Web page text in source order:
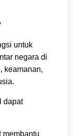
untuk
negara di
keamanan,
dapat
membantu